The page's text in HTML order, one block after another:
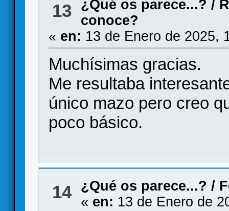
13 ¿Qué os parece...? /
conoce?
« en: 13 de Enero de 2025,
Muchísimas gracias.
Me resultaba
único mazo pero creo
poco básico.
14 ¿Qué os parece...? /
« en: 13 de Enero de